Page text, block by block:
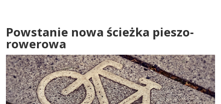
Powstanie nowa ścieżka pieszo-
rowerowa